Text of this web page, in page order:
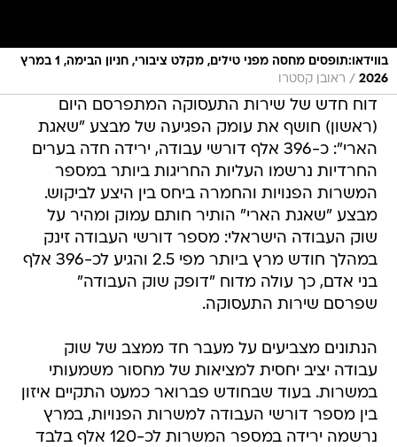
בווידאו:תופסים מחסה מפני טילים, מקלט ציבורי, חניון הבימה, 1 במרץ
2026
/ ראובן קסטרו
דוח חדש של שירות התעסוקה המתפרסם היום
(ראשון) חושף את עומק הפגיעה של מבצע "שאגת
הארי": כ-396 אלף דורשי עבודה, ירידה חדה בערים
החרדיות נרשמו העליות החריגות ביותר במספר
המשרות הפנויות והחמרה ביחס בין היצע לביקוש.
מבצע "שאגת הארי" הותיר חותם עמוק ומהיר על
שוק העבודה הישראלי: מספר דורשי העבודה זינק
במהלך חודש מרץ ביותר מפי 2.5 והגיע לכ-396 אלף
בני אדם, כך עולה מדוח "דופק שוק העבודה"
שפרסם שירות התעסוקה.
הנתונים מצביעים על מעבר חד ממצב של שוק
עבודה יציב יחסית למציאות של מחסור משמעותי
במשרות. בעוד שבחודש פברואר כמעט התקיים איזון
בין מספר דורשי העבודה למשרות הפנויות, במרץ
נרשמה ירידה במספר המשרות לכ-120 אלף בלבד